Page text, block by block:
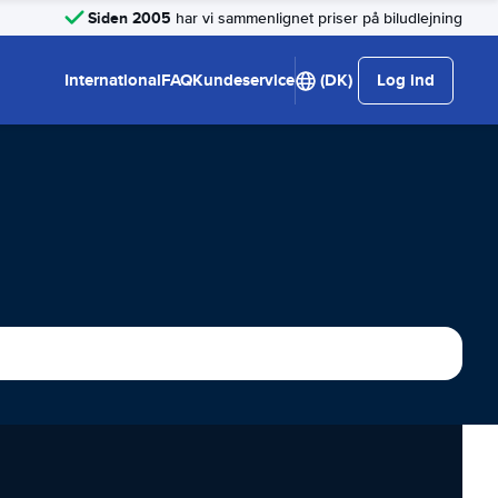
Siden 2005 har vi sammenlignet priser på biludlejning
InternationalFAQKundeservice (DK) Log ind